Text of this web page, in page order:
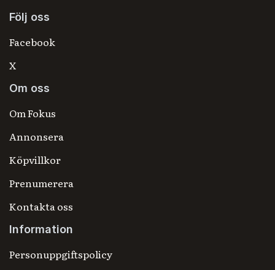
Följ oss
Facebook
X
Om oss
Om Fokus
Annonsera
Köpvillkor
Prenumerera
Kontakta oss
Information
Personuppgiftspolicy